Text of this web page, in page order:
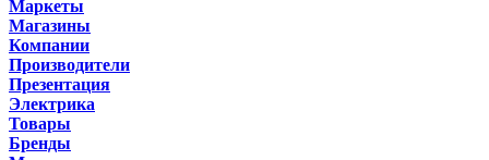
Маркеты
Магазины
Компании
Производители
Презентация
Электрика
Товары
Бренды